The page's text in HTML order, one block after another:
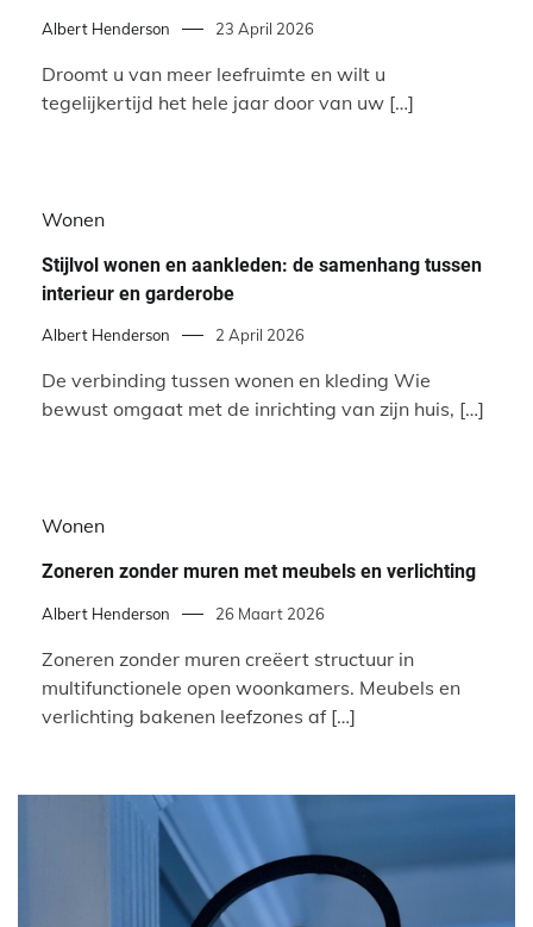
Albert Henderson 23 April 2026
Droomt u van meer leefruimte en wilt u
tegelijkertijd het hele jaar door van uw […]
Wonen
Stijlvol wonen en aankleden: de samenhang tussen
interieur en garderobe
Albert Henderson 2 April 2026
De verbinding tussen wonen en kleding Wie
bewust omgaat met de inrichting van zijn huis, […]
Wonen
Zoneren zonder muren met meubels en verlichting
Albert Henderson 26 Maart 2026
Zoneren zonder muren creëert structuur in
multifunctionele open woonkamers. Meubels en
verlichting bakenen leefzones af […]